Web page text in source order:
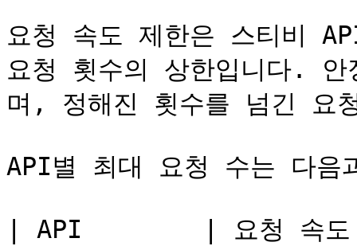
요청 속도 제한은 스티비
요청 횟수의 상한입니다.
며, 정해진 횟수를 넘긴 요
API별 최대 요청 수는 다음
| API        | 요청 속